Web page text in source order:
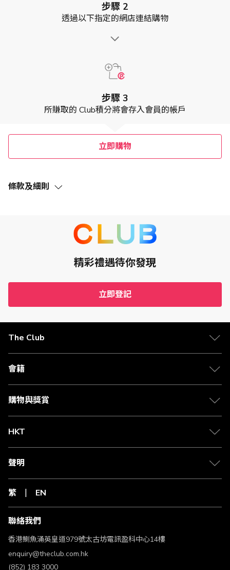
步驟 2
透過以下指定的網店連結購物
步驟 3
所賺取的 Club積分將會存入會員的帳戶
立即購物
條款及細則
The Club的會員（「The Club會員」）透過指定的
INTERFOCUS, INC. AND INTERFOCUS EU LIMITED（「商
戶」）網頁連結成功訂購訂單 (不包括無效、取消、退回及-
易」）滿HK$5方可賺取1 Club積分（「優惠」）。
必須已登記及成功啟動Club HKT Limited（「The Club」）
之The Club會員方有資格獲得此優惠。
如欲賺取Club積分，The Club會員必須於購物時登入The
The Club會員於購物時必須確保閣下的瀏覽器設置為關閉廣
或為現金等價物。
實際可賺取的佣金將於商戶收到款項時計算(按付款時的外幣
The Club會員應保留購物收據直至相關的Club積分成功存入
The Club會員帳戶內。當與The Club聯絡時，會員必須提供
有關購物收據以作核實申領補回Club積分用途。
The Club會員或因不同原因而未能符合享有此優惠的資格，
的資格而提供準確原因。以下是部分導致未能符合享有此優
惠的常見原因：
b. The Club會員最後點擊的網頁非來自The Club網頁的商戶
合作網站的手機應用程式完成交易。
d. The Club會員使用由商戶推出的優惠促銷如「推薦朋友」
或類似之推廣優惠。
e. The Club會員未有處理早前置於購物籃內之貨品，同時在
交易時未有更新網頁。
f. The Club會員於交易前清除 Cookies- 網頁瀏覽記錄，或受
某些彈出式廣告-廣告過濾軟件影響交易追溯。
g. The Club會員未能成功付款或符合商戶之信用檢查。
精彩禮遇待你發現
立即登記
The Club
會籍
購物與獎賞
HKT
聲明
繁 EN
聯絡我們
香港鰂魚涌英皇道979號太古坊電訊盈科中心14樓
enquiry@theclub.com.hk
(852) 183 3000